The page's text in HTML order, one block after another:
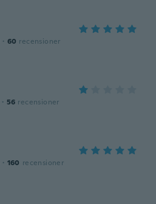
· 60 recensioner
· 56 recensioner
· 160 recensioner